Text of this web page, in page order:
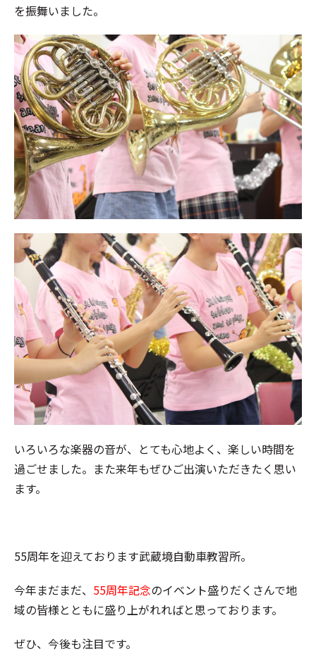
を振舞いました。
いろいろな楽器の音が、とても心地よく、楽しい時間を
過ごせました。また来年もぜひご出演いただきたく思い
ます。
55周年を迎えております武蔵境自動車教習所。
今年まだまだ、 55周年記念のイベント盛りだくさんで地
域の皆様とともに盛り上がれればと思っております。
ぜひ、今後も注目です。